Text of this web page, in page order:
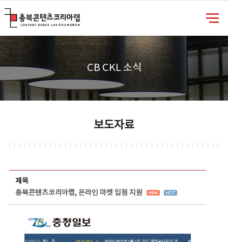
CB CKL 소식
보도자료
제목
충북콘텐츠코리아랩, 온라인 마켓 입점 지원